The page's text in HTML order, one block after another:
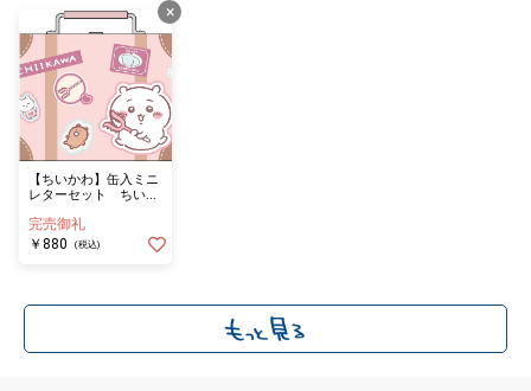
×
【ちいかわ】缶入ミニ
レターセット ちいか
完売御礼
￥880
(税込)